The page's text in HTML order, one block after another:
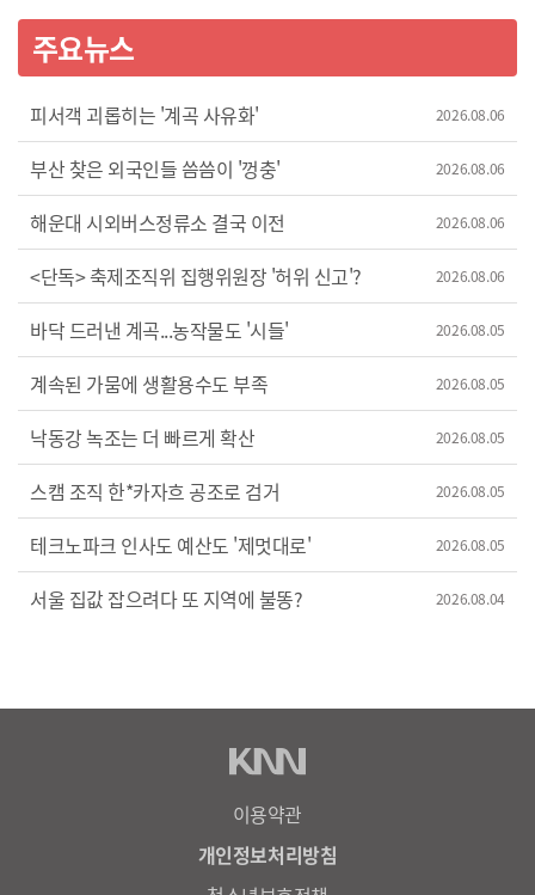
나도 몰라!/그냥 내 마음이 속상하다고!} 세 친구는 몸과 마음의
변화로 일과 사랑이 전부 벅찬데요. 과연, 예전처럼 다시
돌아갈 수 있을까요? {" 갱년기는/이겨내야 되는 게 아니에요/
터널을 지나고 나면/자기 자신에 대해서 더 많은 걸/깨닫게 될
거에요} 영원한 소녀들의 두 번째 사춘기, 영화 <나는 갱년기다
>였습니다.
구하기 위해 고고다이노 대원들이 작아졌습니다! 고고다이노
탐험대는 우르르 행성을 탐험하며 미지의 숲속 세계에
떨어지고, 아주 작은 곤충의 세계를 발견하는데요. 그곳에서
대원들은 곤경에 처한 무당벌레, 길을 잃은 개미 등 곤충
친구들을 구조하는 특별 임무를 맡게 됩니다. 곤충만큼 작아진
고고다이노 대원들은 지금까지 본 적 없던 위협을 만나게
되는데요. {내가 믿을 줄 알고?/우리를 침입자로 오해했나 봐!/
렉스 슈퍼 갈고리!/모두 피해!/좋아, 구조 작전 성공!}
곤충탐험대의 작지만 아주 큰 모험! 애니메이션 영화 <
고고다이노 극장판: 곤충세계 대모험>이었습니다. ---- 10년
후, 20살이 된 '하리'는 대학 생활에 적응하느라 알바하느라
바쁜 시간을 보내는데요. 예전과 달라진 상황에 서운해하던
'신비'는 결국 하리와 크게 다투고, 그런 '신비' 앞에 나타난
‘귀신헌터’ 채널의 '안 PD'가 '신비'를 스타로 만들어 주겠다고
유혹합니다. 예상치 못한 반응과 함께 '신비'는 하루아침에
유명 스타가 되는데요. 하지만... {세계 여러나라에서/
도깨비들이 나타나/충격을 주고 있습니다/ 신비 네 덕분에
우리도 용기를 낼 수 있었어/그럼 파티를 시작해 볼까?/저건?!/
조심해!/오래만이구나, 신의 노예여/신비야!} 화려한 축제를
즐기던 그 순간, 오랜 시간 잠들어 있던 어둠의 군주
‘지하국대적’이 부활하고, 모두가 위험에 빠지고 마는데요.
극장판: 한 번 더, 소환>이었습니다. {영상편집:오현희 /
주요뉴스
피서객 괴롭히는 '계곡 사유화' 2026.08.06
부산 찾은 외국인들 씀씀이 '껑충' 2026.08.06
해운대 시외버스정류소 결국 이전 2026.08.06
<단독> 축제조직위 집행위원장 '허위 신고'? 2026.08.06
바닥 드러낸 계곡...농작물도 '시들' 2026.08.05
계속된 가뭄에 생활용수도 부족 2026.08.05
낙동강 녹조는 더 빠르게 확산 2026.08.05
스캠 조직 한*카자흐 공조로 검거 2026.08.05
테크노파크 인사도 예산도 '제멋대로' 2026.08.05
서울 집값 잡으려다 또 지역에 불똥? 2026.08.04
이용약관
개인정보처리방침